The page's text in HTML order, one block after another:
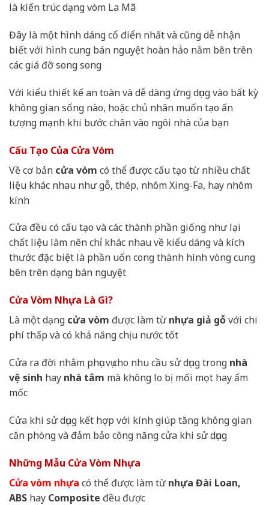
là kiến trúc dạng vòm La Mã
Đây là một hình dáng cổ điển nhất và cũng dễ nhận
biết với hình cung bán nguyệt hoàn hảo nằm bên trên
các giá đỡ song song
Với kiểu thiết kế an toàn và dễ dàng ứng dụng vào bất kỳ
không gian sống nào, hoặc chủ nhân muốn tạo ấn
tượng mạnh khi bước chân vào ngôi nhà của bạn
Cấu Tạo Của Cửa Vòm
Về cơ bản cửa vòm có thể được cấu tạo từ nhiều chất
liệu khác nhau như gỗ, thép, nhôm Xing-Fa, hay nhôm
kính
Cửa đều có cấu tạo và các thành phần giống như lại
chất liệu làm nên chỉ khác nhau về kiểu dáng và kích
thước đặc biệt là phần uốn cong thành hình vòng cung
bên trên dạng bán nguyệt
Cửa Vòm Nhựa Là Gì?
Là một dạng cửa vòm được làm từnhựa giả gỗvới chi
phí thấp và có khả năng chịu nước tốt
Cửa ra đời nhằm phục vụ cho nhu cầu sử dụng trong nhà
vệ sinh hay nhà tắm mà không lo bị mối mọt hay ẩm
mốc
Cửa khi sử dụng kết hợp với kính giúp tăng không gian
căn phòng và đảm bảo công năng cửa khi sử dụng
Những Mẫu Cửa Vòm Nhựa
Cửa vòm nhựa có thể được làm từnhựa Đài Loan,
ABS hay Composite đều được